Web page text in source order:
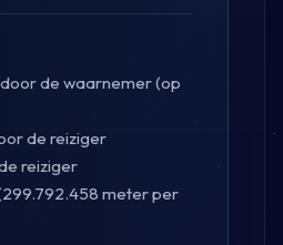
de waarnemer (op
de reiziger
reiziger
meter per